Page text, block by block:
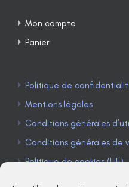
Mon compte
Panier
Politique de
Mentions légales
Conditions générales
Conditions générales de
Politique de cookies (UE)